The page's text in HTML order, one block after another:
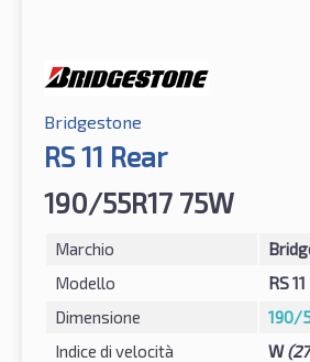
Bridgestone
RS 11 Rear
190/55R17 75W
Marchio
Modello
RS 11
Dimensione
190/
Indice di velocità
W